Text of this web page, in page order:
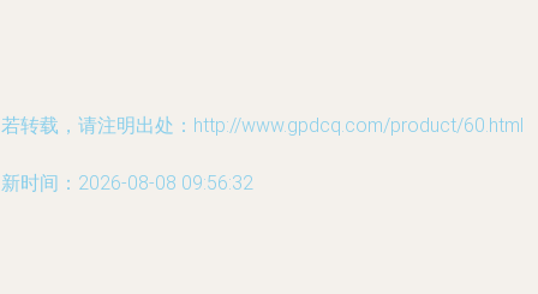
转载，请注明出处：http://www.gpdcq.com/product/60.html
时间：2026-08-08 09:56:32